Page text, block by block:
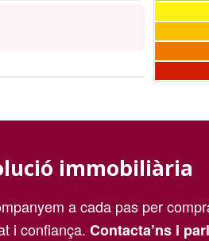
immobiliària
a cada pas per
i confiança. Contacta’ns i